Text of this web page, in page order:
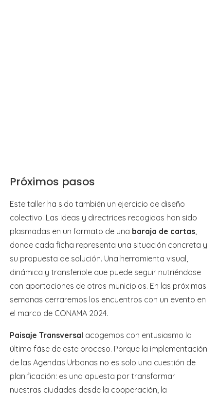
Próximos pasos
Este taller ha sido también un ejercicio de diseño
colectivo. Las ideas y directrices recogidas han sido
plasmadas en un formato de una baraja de cartas,
donde cada ficha representa una situación concreta y
su propuesta de solución. Una herramienta visual,
dinámica y transferible que puede seguir nutriéndose
con aportaciones de otros municipios. En las próximas
semanas cerraremos los encuentros con un evento en
el marco de CONAMA 2024.
Paisaje Transversal acogemos con entusiasmo la
última fáse de este proceso. Porque la implementación
de las Agendas Urbanas no es solo una cuestión de
planificación: es una apuesta por transformar
nuestras ciudades desde la cooperación, la